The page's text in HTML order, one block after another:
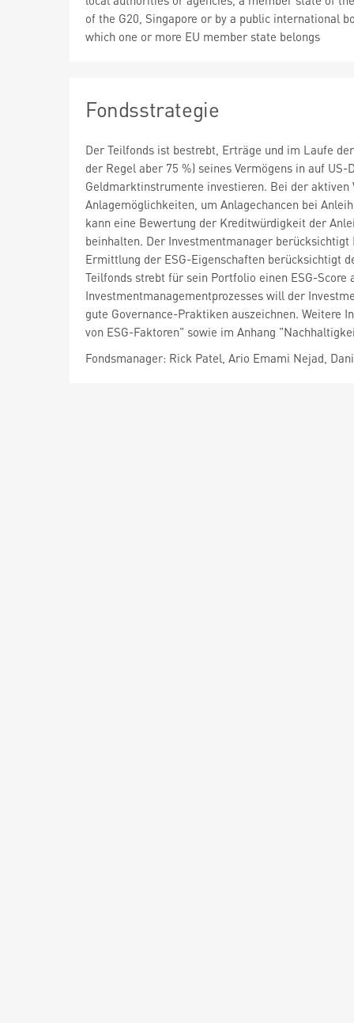
of the G20, Singapore or by a public international
which one or more EU member state belongs
Fondsstrategie
Der Teilfonds ist bestrebt, Erträge und im Laufe
der Regel aber 75 %) seines Vermögens in auf
Geldmarktinstrumente investieren. Bei der
Anlagemöglichkeiten, um Anlagechancen bei
kann eine Bewertung der Kreditwürdigkeit der
beinhalten. Der Investmentmanager
Ermittlung der ESG-Eigenschaften berücksichtigt
Teilfonds strebt für sein Portfolio einen ESG-
Investmentmanagementprozesses will der
gute Governance-Praktiken auszeichnen. Weitere
von ESG-Faktoren" sowie im Anhang
Fondsmanager: Rick Patel, Ario Emami Nejad,